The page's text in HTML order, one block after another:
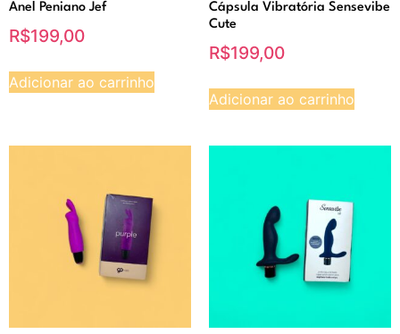
Anel Peniano Jef
R$199,00
Adicionar ao carrinho
Cápsula Vibratória Sensevibe
Cute
R$199,00
Adicionar ao carrinho